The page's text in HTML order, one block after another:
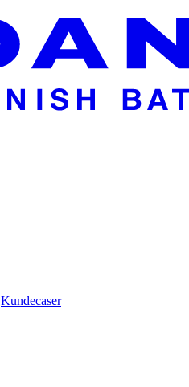
Kundecaser